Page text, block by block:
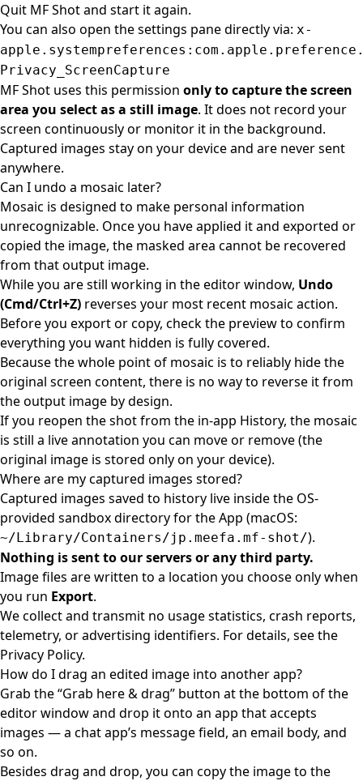
Quit MF Shot and start it again.
You can also open the settings pane directly via: x-
Privacy_ScreenCapture
MF Shot uses this permission only to capture the screen
area you select as a still image. It does not record your
screen continuously or monitor it in the background.
Captured images stay on your device and are never sent
anywhere.
Can I undo a mosaic later?
Mosaic is designed to make personal information
unrecognizable. Once you have applied it and exported or
copied the image, the masked area cannot be recovered
from that output image.
While you are still working in the editor window, Undo
(Cmd/Ctrl+Z) reverses your most recent mosaic action.
Before you export or copy, check the preview to confirm
everything you want hidden is fully covered.
Because the whole point of mosaic is to reliably hide the
original screen content, there is no way to reverse it from
the output image by design.
If you reopen the shot from the in-app History, the mosaic
is still a live annotation you can move or remove (the
original image is stored only on your device).
Where are my captured images stored?
Captured images saved to history live inside the OS-
provided sandbox directory for the App (macOS:
~/Library/Containers/jp.meefa.mf-shot/).
Nothing is sent to our servers or any third party.
Image files are written to a location you choose only when
you run Export.
We collect and transmit no usage statistics, crash reports,
telemetry, or advertising identifiers. For details, see the
Privacy Policy.
How do I drag an edited image into another app?
Grab the “Grab here & drag” button at the bottom of the
editor window and drop it onto an app that accepts
images — a chat app’s message field, an email body, and
so on.
Besides drag and drop, you can copy the image to the